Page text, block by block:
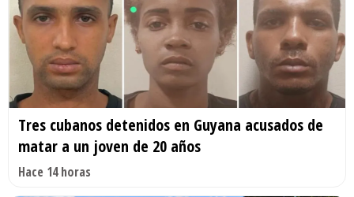
Tres cubanos detenidos en Guyana acusados de
matar a un joven de 20 años
Hace 14 horas